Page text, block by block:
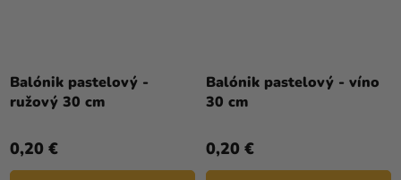
Balónik pastelový -
ružový 30 cm
0,20 €
Balónik pastelový - víno
30 cm
0,20 €